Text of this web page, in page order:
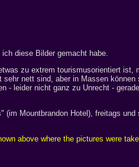
diese Bilder gemacht habe.
zu extrem tourismusorientiert
nett sind, aber in Massen können
- leider nicht ganz zu Unrecht -
Mountbrandon Hotel), freitags
above where the pictures were